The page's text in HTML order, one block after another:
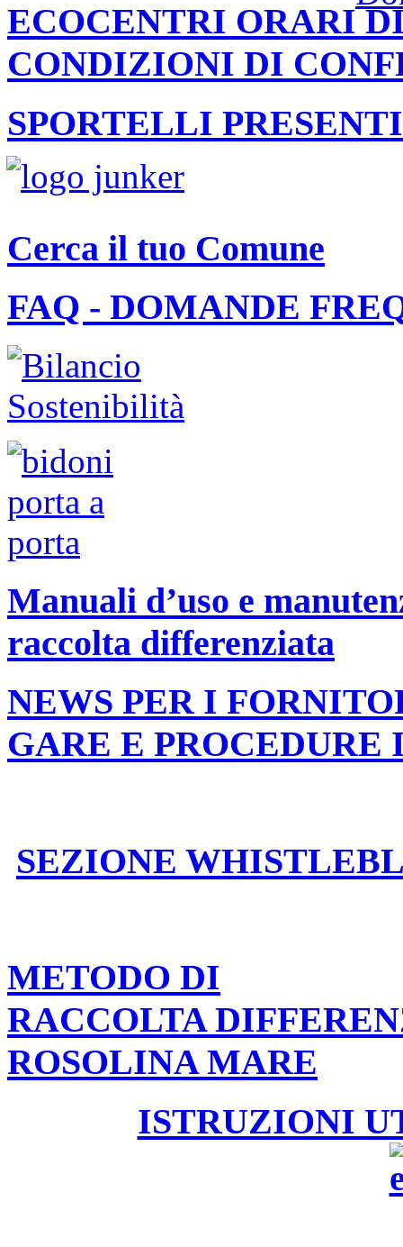
ECOCENTRI ORARI
CONDIZIONI DI
SPORTELLI
Cerca il tuo Comune
FAQ - DOMANDE
Manuali d’uso e
raccolta differenziata
NEWS PER I
GARE E PROCEDURE
SEZIONE
METODO DI
RACCOLTA
ROSOLINA MARE
ISTRUZIONI